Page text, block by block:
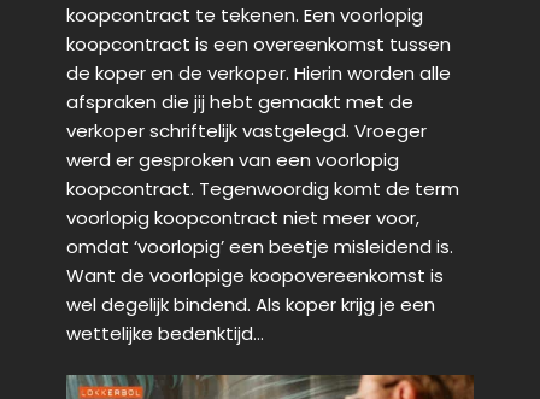
koopcontract te tekenen. Een voorlopig
koopcontract is een overeenkomst tussen
de koper en de verkoper. Hierin worden alle
afspraken die jij hebt gemaakt met de
verkoper schriftelijk vastgelegd. Vroeger
werd er gesproken van een voorlopig
koopcontract. Tegenwoordig komt de term
voorlopig koopcontract niet meer voor,
omdat ‘voorlopig’ een beetje misleidend is.
Want de voorlopige koopovereenkomst is
wel degelijk bindend. Als koper krijg je een
wettelijke bedenktijd…